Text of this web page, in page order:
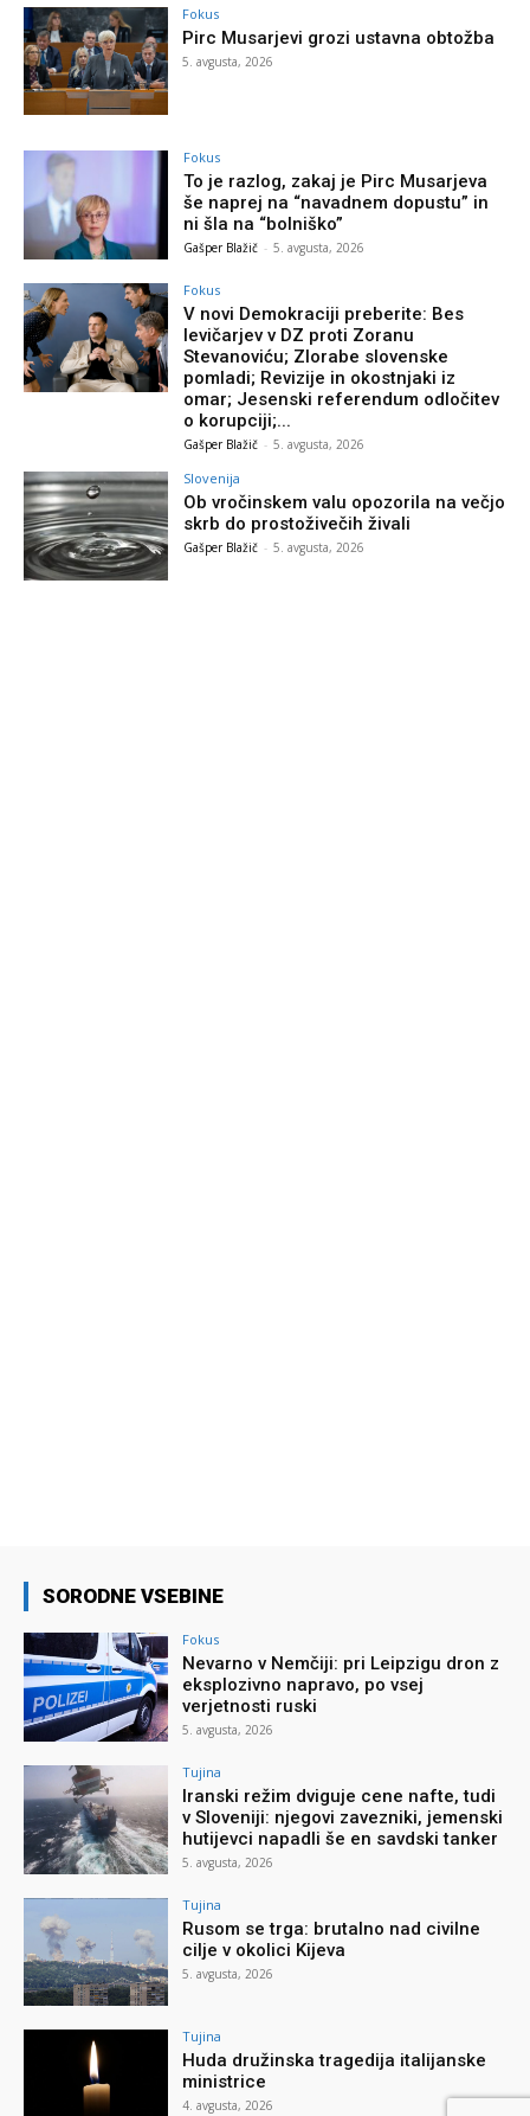
Fokus
Pirc Musarjevi grozi ustavna obtožba
5. avgusta, 2026
Fokus
To je razlog, zakaj je Pirc Musarjeva
še naprej na “navadnem dopustu” in
ni šla na “bolniško”
Gašper Blažič - 5. avgusta, 2026
Fokus
V novi Demokraciji preberite: Bes
levičarjev v DZ proti Zoranu
Stevanoviću; Zlorabe slovenske
pomladi; Revizije in okostnjaki iz
omar; Jesenski referendum odločitev
o korupciji;...
Gašper Blažič - 5. avgusta, 2026
Slovenija
Ob vročinskem valu opozorila na večjo
skrb do prostoživečih živali
Gašper Blažič - 5. avgusta, 2026
SORODNE VSEBINE
Fokus
Nevarno v Nemčiji: pri Leipzigu dron z
eksplozivno napravo, po vsej
verjetnosti ruski
5. avgusta, 2026
Tujina
Iranski režim dviguje cene nafte, tudi
v Sloveniji: njegovi zavezniki, jemenski
hutijevci napadli še en savdski tanker
5. avgusta, 2026
Tujina
Rusom se trga: brutalno nad civilne
cilje v okolici Kijeva
5. avgusta, 2026
Tujina
Huda družinska tragedija italijanske
ministrice
4. avgusta, 2026